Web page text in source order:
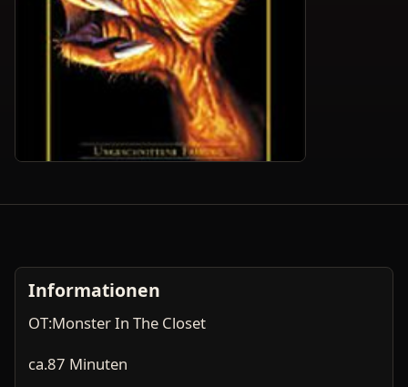
Informationen
OT:Monster In The Closet
ca.87 Minuten